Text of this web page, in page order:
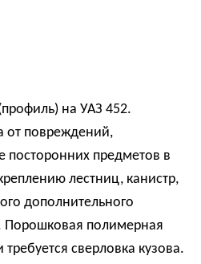
на УАЗ 452.
от повреждений,
посторонних предметов в
лестниц, канистр,
дополнительного
Порошковая полимерная
сверловка кузова.